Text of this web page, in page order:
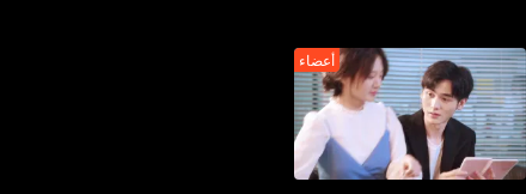
أعضاء